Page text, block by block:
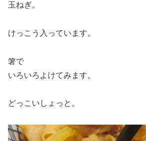
玉ねぎ。
けっこう入っています。
箸で
いろいろよけてみます。
どっこいしょっと。